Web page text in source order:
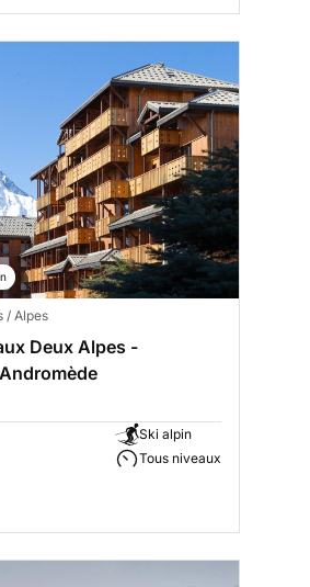
/ Alpes
Deux Alpes -
Ski alpin
Tous niveaux